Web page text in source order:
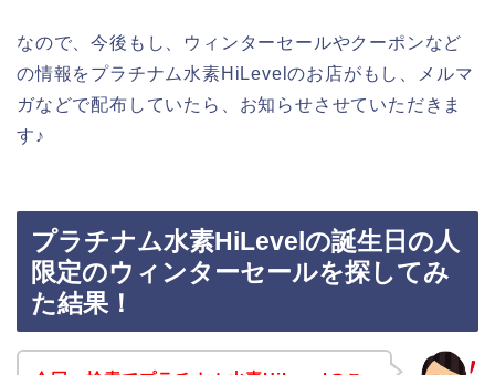
なので、今後もし、ウィンターセールやクーポンなど
の情報をプラチナム水素HiLevelのお店がもし、メルマ
ガなどで配布していたら、お知らせさせていただきま
す♪
プラチナム水素HiLevelの誕生日の人
限定のウィンターセールを探してみ
た結果！